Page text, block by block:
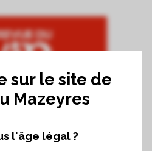
2023 : 3 coups
sur le site de
Mazeyres
l'âge légal ?